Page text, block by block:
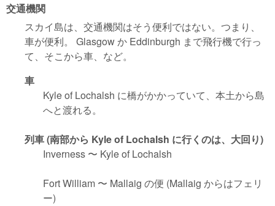
交通機関
スカイ島は、交通機関はそう便利ではない。つまり、
車が便利。 Glasgow か Eddinburgh まで飛行機で行っ
て、そこから車、など。
車
Kyle of Lochalsh に橋がかかっていて、本土から島
へと渡れる。
列車 (南部から Kyle of Lochalsh に行くのは、大回り)
Inverness 〜 Kyle of Lochalsh
Fort William 〜 Mallaig の便 (Mallaig からはフェリ
ー)